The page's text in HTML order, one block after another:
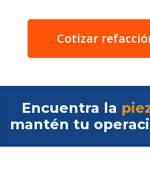
Cotizar
Encuentra la
mantén tu